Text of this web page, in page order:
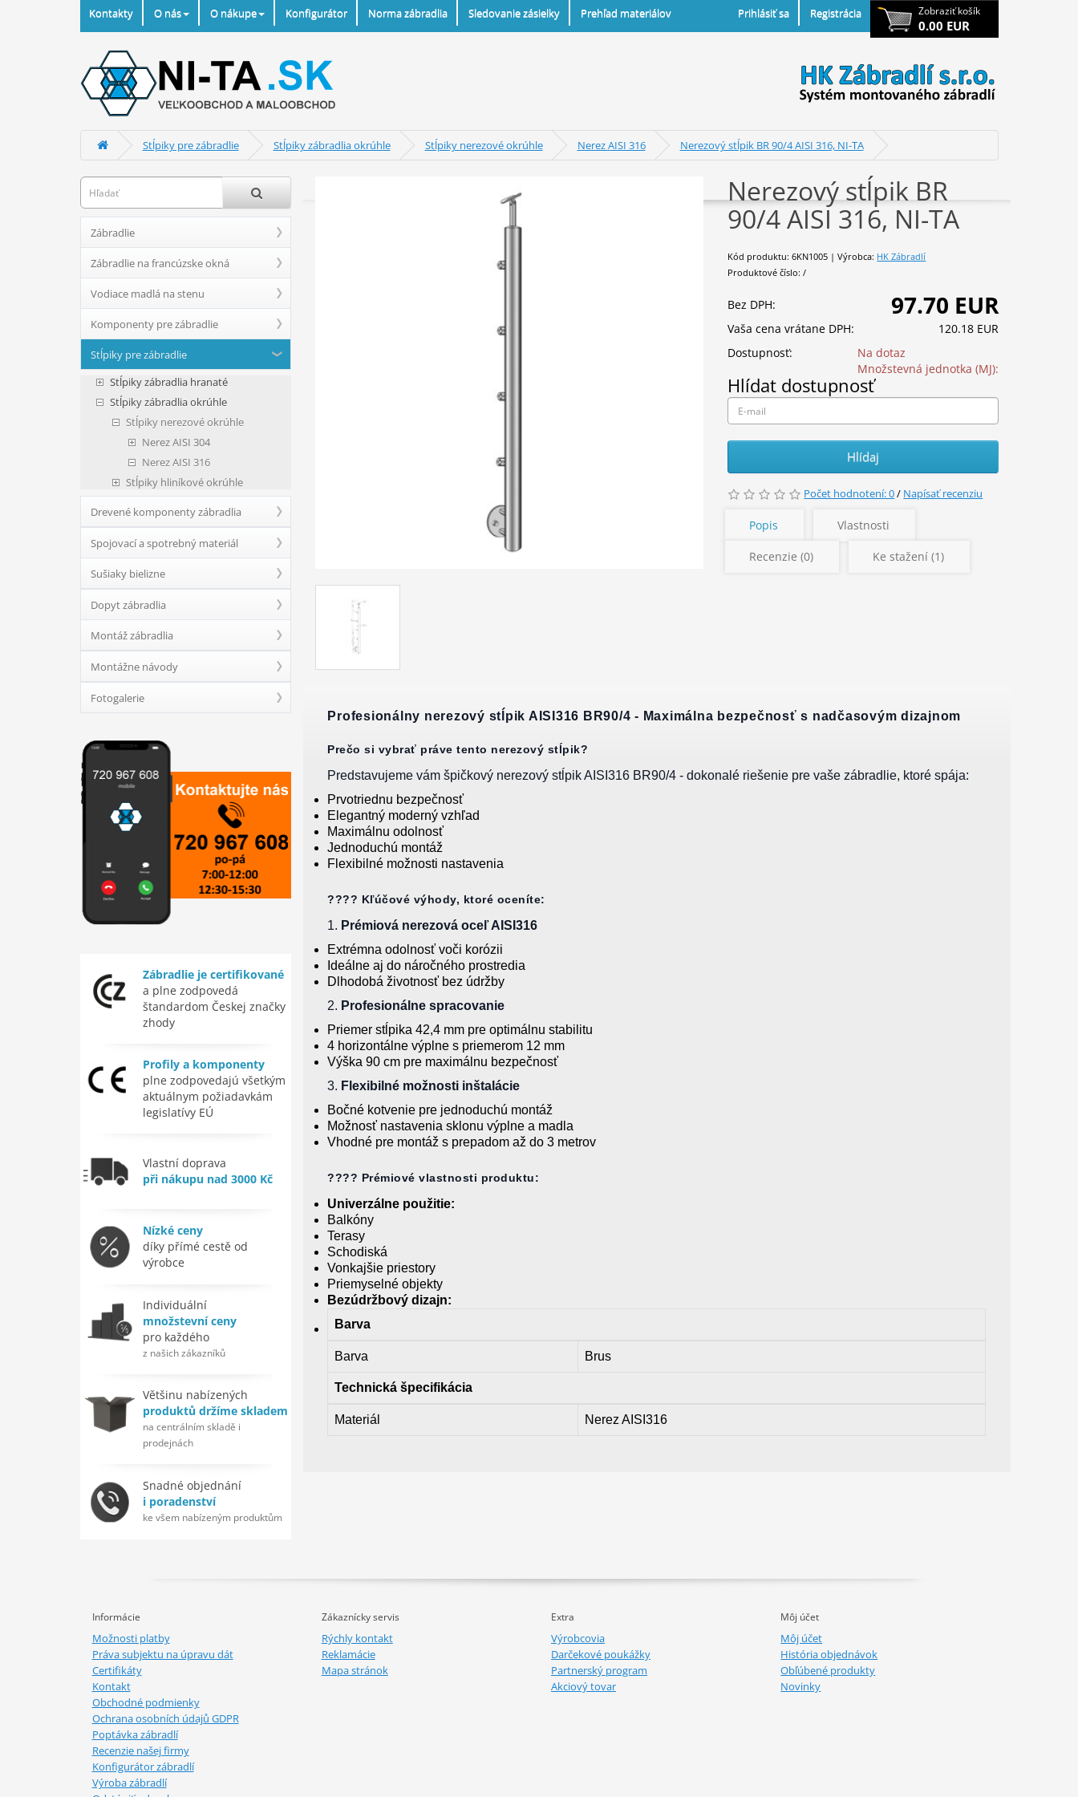
Zobraziť košík
0.00 EUR
Kontakty O nás O nákupe Konfigurátor Norma zábradlia Sledovanie zásielky Prehľad materiálov Prihlásiť sa Registrácia
Stĺpiky pre zábradlie Stĺpiky zábradlia okrúhle Stĺpiky nerezové okrúhle Nerez AISI 316 Nerezový stĺpik BR 90/4 AISI 316, NI-TA
Zábradlie
Zábradlie na francúzske okná
Vodiace madlá na stenu
Komponenty pre zábradlie
Stĺpiky pre zábradlie
Stĺpiky zábradlia hranaté
Stĺpiky zábradlia okrúhle
Stĺpiky nerezové okrúhle
Nerez AISI 304
Nerez AISI 316
Stĺpiky hliníkové okrúhle
Drevené komponenty zábradlia
Spojovací a spotrebný materiál
Sušiaky bielizne
Dopyt zábradlia
Montáž zábradlia
Montážne návody
Fotogalerie
Zábradlie je certifikované
a plne zodpovedá
štandardom Českej značky
zhody
Profily a komponenty
plne zodpovedajú všetkým
aktuálnym požiadavkám
legislatívy EÚ
Vlastní doprava
při nákupu nad 3000 Kč
Nízké ceny
díky přímé cestě od
výrobce
Individuální
množstevní ceny
pro každého
z našich zákazníků
Většinu nabízených
produktů držíme skladem
na centrálním skladě i
prodejnách
Snadné objednání
i poradenství
ke všem nabízeným produktům
Nerezový stĺpik BR
90/4 AISI 316, NI-TA
Kód produktu: 6KN1005 | Výrobca: HK Zábradlí
Produktové číslo: /
Bez DPH: 97.70 EUR
Vaša cena vrátane DPH:
120.18 EUR
Dostupnosť:
Na dotaz
Množstevná jednotka (MJ):
Hlídat dostupnosť
Hlídaj
Počet hodnotení: 0/ Napísať recenziu
Popis Vlastnosti
Recenzie (0) Ke stažení (1)
Profesionálny nerezový stĺpik AISI316 BR90/4 - Maximálna bezpečnosť s nadčasovým dizajnom
Prečo si vybrať práve tento nerezový stĺpik?
Predstavujeme vám špičkový nerezový stĺpik AISI316 BR90/4 - dokonalé riešenie pre vaše zábradlie, ktoré spája:
Prvotriednu bezpečnosť
Elegantný moderný vzhľad
Maximálnu odolnosť
Jednoduchú montáž
Flexibilné možnosti nastavenia
???? Kľúčové výhody, ktoré oceníte:
1. Prémiová nerezová oceľ AISI316
Extrémna odolnosť voči korózii
Ideálne aj do náročného prostredia
Dlhodobá životnosť bez údržby
2. Profesionálne spracovanie
Priemer stĺpika 42,4 mm pre optimálnu stabilitu
4 horizontálne výplne s priemerom 12 mm
Výška 90 cm pre maximálnu bezpečnosť
3. Flexibilné možnosti inštalácie
Bočné kotvenie pre jednoduchú montáž
Možnosť nastavenia sklonu výplne a madla
Vhodné pre montáž s prepadom až do 3 metrov
???? Prémiové vlastnosti produktu:
Univerzálne použitie:
Balkóny
Terasy
Schodiská
Vonkajšie priestory
Priemyselné objekty
Bezúdržbový dizajn:
Barva
Barva Brus
Technická špecifikácia
Materiál Nerez AISI316
Informácie
Možnosti platby
Práva subjektu na úpravu dát
Certifikáty
Kontakt
Obchodné podmienky
Ochrana osobních údajů GDPR
Poptávka zábradlí
Recenzie našej firmy
Konfigurátor zábradlí
Výroba zábradlí
Zákaznícky servis
Rýchly kontakt
Reklamácie
Mapa stránok
Extra
Výrobcovia
Darčekové poukážky
Partnerský program
Akciový tovar
Môj účet
Môj účet
História objednávok
Obľúbené produkty
Novinky